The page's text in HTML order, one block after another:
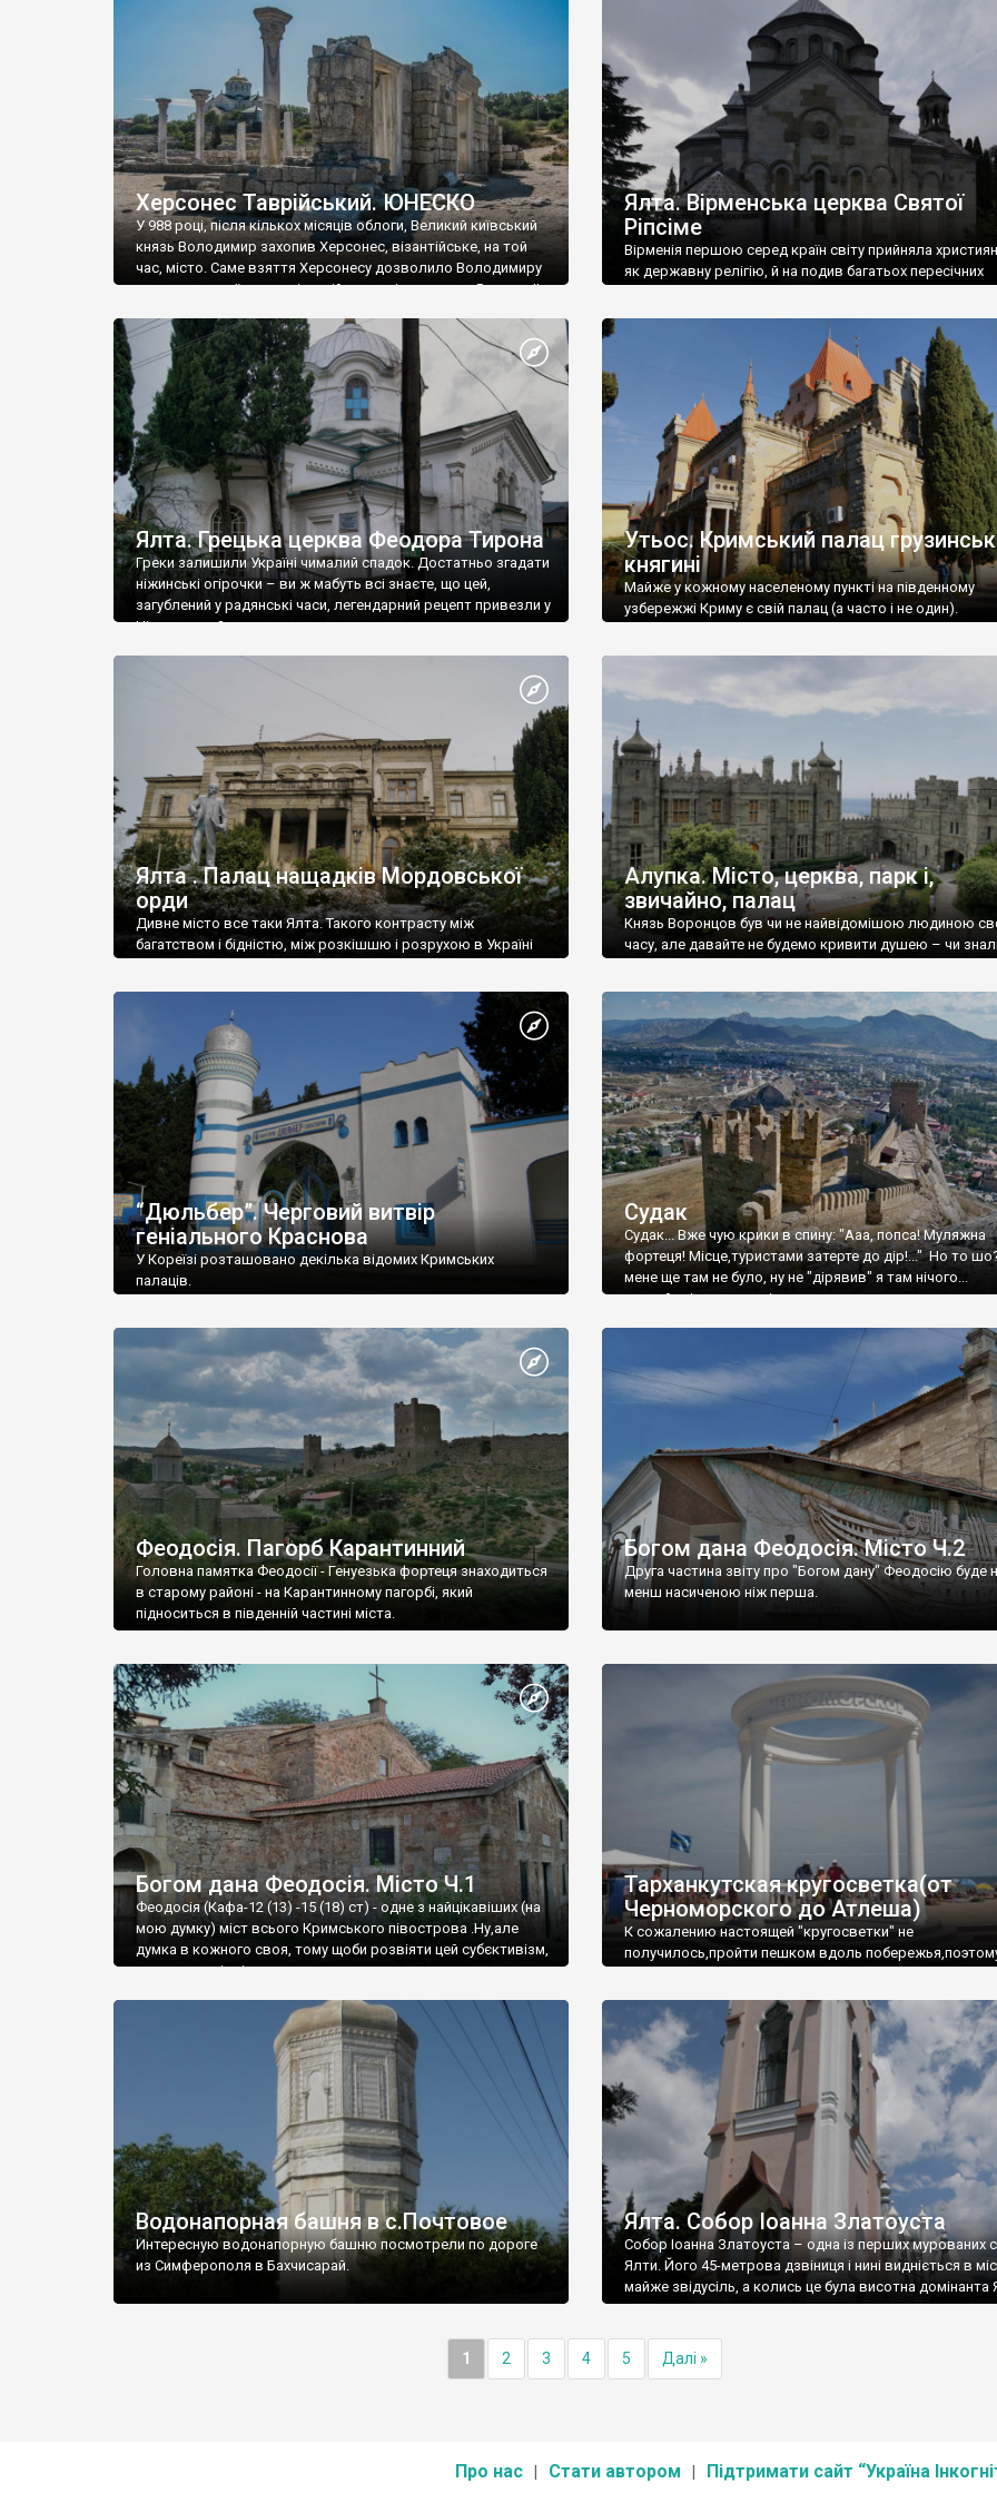
візантійської доби. Раритети викрадені з фондів об’єкту
культурної спадщини ЮНЕСКО «Херсонеса Таврійського».
Офіційно – на виставку «Золото Візантії», але експерти та
влада в Україні вважають це лише […]
називаються «повстяками» (postaki)…” “Вино. Крим
виробляє відмінне вино і його вдосталь: воно все
легке біле і дуже […]
Херсонес Таврійський. ЮНЕСКО
У 988 році, після кількох місяців облоги, Великий київський
князь Володимир захопив Херсонес, візантійське, на той
час, місто. Саме взяття Херсонесу дозволило Володимиру
диктувати свої умови візантійському імператору Василю ІІ,
Херсонесі Володимир-язичник, став Василем-
християнином. А потім було Хрещення Русі. На честь
Херсонесу Таврійського названо місто […]
Ялта. Вірменська церква Святої
Ріпсіме
Вірменія першою серед країн світу прийняла
як державну релігію, й на подив багатьох пересічних
Ялта. Грецька церква Феодора Тирона
Греки залишили Україні чималий спадок. Достатньо згадати
ніжинські огірочки – ви ж мабуть всі знаєте, що цей,
загублений у радянські часи, легендарний рецепт привезли у
Ніжин греки?
Утьос. Кримський палац
княгині
Майже у кожному населеному пункті на південному
узбережжі Криму є свій палац (а часто і не один).
Ялта . Палац нащадків Мордовської
орди
Дивне місто все таки Ялта. Такого контрасту між
багатством і бідністю, між розкішшю і розрухою в Україні
Алупка. Місто, церква, парк і,
звичайно, палац
Князь Воронцов був чи не найвідомішою людиною
часу, але давайте не будемо кривити душею – чи
“Дюльбер”. Черговий витвір
геніального Краснова
У Кореїзі розташовано декілька відомих Кримських
палаців.
Судак
Судак... Вже чую крики в спину: "Ааа, попса! Муляжна
фортеця! Місце,туристами затерте до дір!..." Но то
мене ще там не було, ну не "дірявив" я там нічого...
принаймні до цього літа.
Феодосія. Пагорб Карантинний
Головна памятка Феодосії - Генуезька фортеця знаходиться
в старому районі - на Карантинному пагорбі, який
підноситься в південній частині міста.
Богом дана Феодосія. Місто Ч.2
Друга частина звіту про "Богом дану" Феодосію буде
менш насиченою ніж перша.
Богом дана Феодосія. Місто Ч.1
Феодосія (Кафа-12 (13) -15 (18) ст) - одне з найцікавіших (на
мою думку) міст всього Кримського півострова .Ну,але
думка в кожного своя, тому щоби розвіяти цей субєктивізм,
запрошую відвідати це
Тарханкутская кругосветка(от
Черноморского до Атлеша)
К сожалению настоящей "кругосветки" не
получилось,пройти пешком вдоль
Водонапорная башня в с.Почтовое
Интересную водонапорную башню посмотрели по дороге
из Симферополя в Бахчисарай.
Ялта. Собор Іоанна Златоуста
Собор Іоанна Златоуста – одна із перших мурованих
Ялти. Його 45-метрова дзвіниця і нині видніється в
майже звідусіль, а колись це була висотна домінанта
1 2 3 4 5 Далі »
Про нас Стати автором Підтримати сайт “Україна